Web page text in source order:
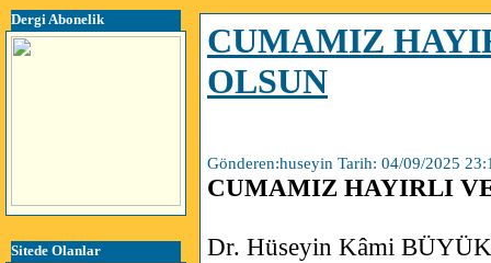
Dergi Abonelik
Sitede Olanlar
CUMAMIZ
OLSUN
Gönderen:huseyin Tarih: 04/09/2025
CUMAMIZ HAYIRLI
Dr. Hüseyin Kâmi